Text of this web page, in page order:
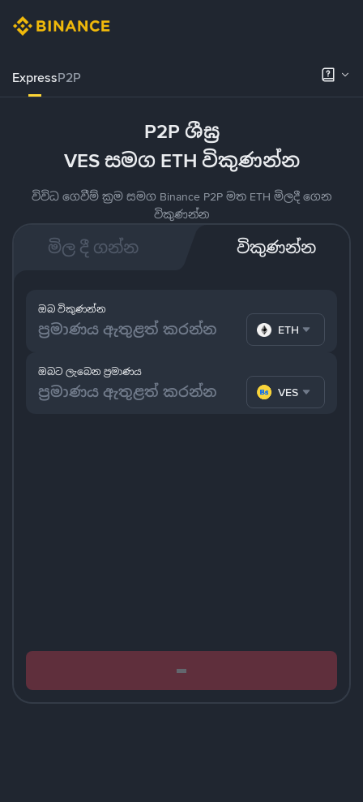
ExpressP2P
P2P ශීඝ්‍ර
VES සමග ETH විකුණන්න
විවිධ ගෙවීම් ක්‍රම සමග Binance P2P මත ETH මිලදී ගෙන
විකුණන්න
මිල දී ගන්න විකුණන්න
ඔබට ලැබෙන ප්‍රමාණය
VES
ඔබ විකුණන්න
ETH